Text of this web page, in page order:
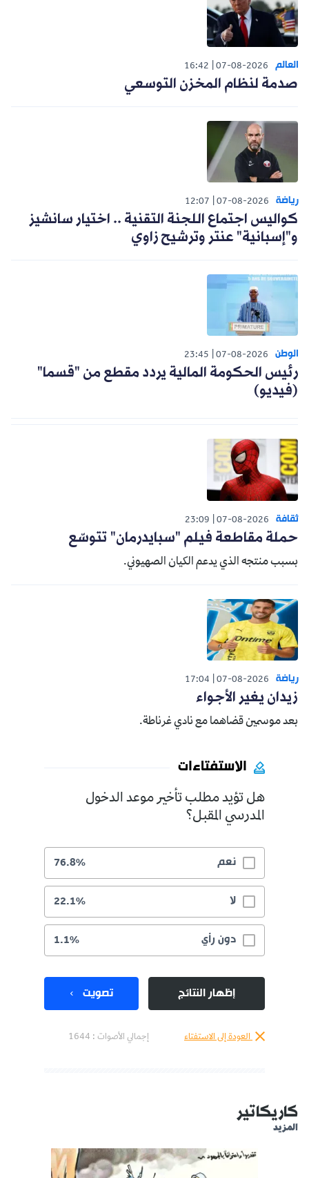
العالم 07-08-2026
16:42
صدمة لنظام المخزن التوسعي
رياضة 07-08-2026
12:07
كواليس اجتماع اللجنة التقنية .. اختيار سانشيز
و"إسبانية" عنتر وترشيح زاوي
الوطن 07-08-2026
23:45
رئيس الحكومة المالية يردد مقطع من "قسما"
(فيديو)
ثقافة 07-08-2026
23:09
حملة مقاطعة فيلم "سبايدرمان" تتوسّع
بسبب منتجه الذي يدعم الكيان الصهيوني.
رياضة 07-08-2026
17:04
زيدان يغير الأجواء
بعد موسمين قضاهما مع نادي غرناطة.
الاستفتاءات
هل تؤيد مطلب تأخير موعد الدخول
المدرسي المقبل؟
نعم 76.8%
لا 22.1%
دون رأي 1.1%
إظهار النتائج تصويت
العودة إلى الاستفتاء إجمالي الأصوات : 1644
كاريكاتير
المزيد